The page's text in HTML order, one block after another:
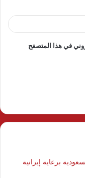
في هذا المتصفح
برعاية إيرانية